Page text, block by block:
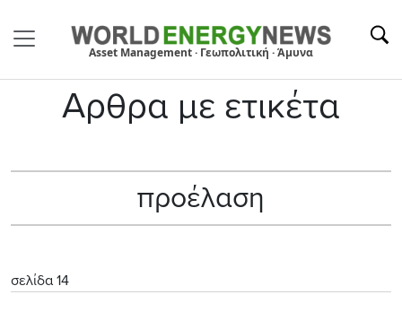
Asset Management · Γεωπολιτική · Άμυνα
Αρθρα με ετικέτα
προέλαση
σελίδα 14